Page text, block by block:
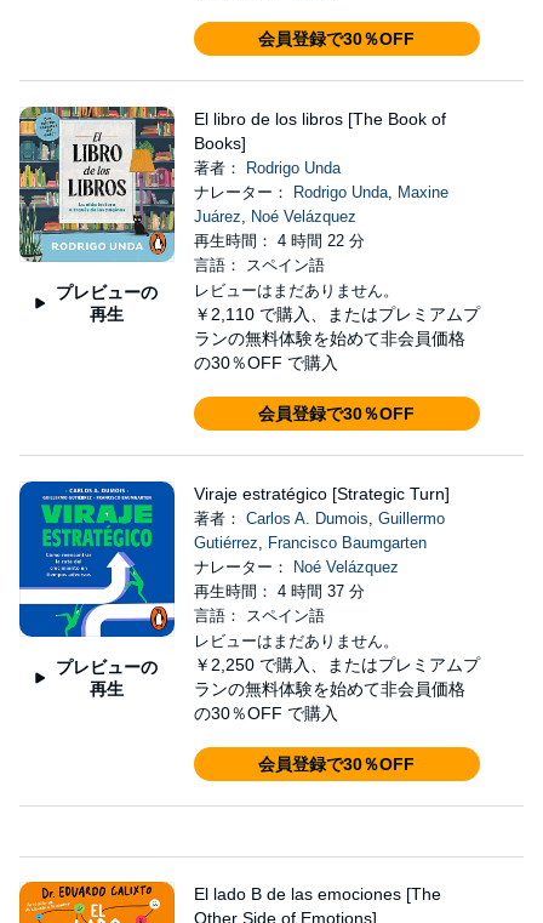
会員登録で30％OFF
プレビューの
再生
El libro de los libros [The Book of
Books]
著者：
Rodrigo Unda
ナレーター：
Rodrigo Unda, Maxine
Juárez, Noé Velázquez
再生時間： 4 時間 22 分
言語： スペイン語
レビューはまだありません。
￥2,110 で購入、またはプレミアムプ
ランの無料体験を始めて非会員価格
の30％OFF で購入
会員登録で30％OFF
プレビューの
再生
Viraje estratégico [Strategic Turn]
著者： Carlos A. Dumois, Guillermo
Gutiérrez, Francisco Baumgarten
ナレーター：
Noé Velázquez
再生時間： 4 時間 37 分
言語： スペイン語
レビューはまだありません。
￥2,250 で購入、またはプレミアムプ
ランの無料体験を始めて非会員価格
の30％OFF で購入
会員登録で30％OFF
El lado B de las emociones [The
Other Side of Emotions]